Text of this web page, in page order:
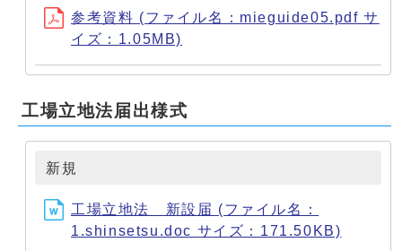
参考資料 (ファイル名：mieguide05.pdf サ
イズ：1.05MB)
工場立地法届出様式
新規
工場立地法 新設届 (ファイル名：
1.shinsetsu.doc サイズ：171.50KB)